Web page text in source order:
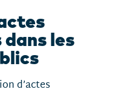
les
d’actes